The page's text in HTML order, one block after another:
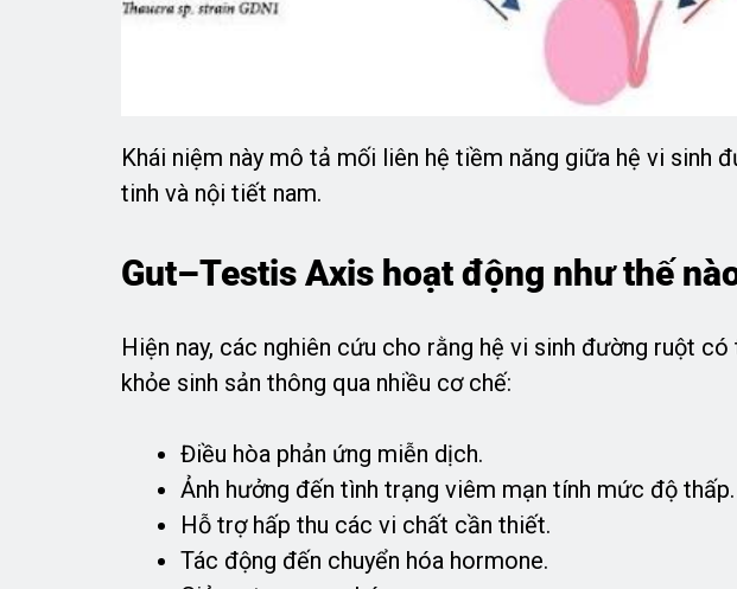
Khái niệm này mô tả mối liên hệ tiềm năng giữa hệ vi sinh
tinh và nội tiết nam.
Gut–Testis Axis hoạt động như thế
Hiện nay, các nghiên cứu cho rằng hệ vi sinh đường ruột
khỏe sinh sản thông qua nhiều cơ chế:
Điều hòa phản ứng miễn dịch.
Ảnh hưởng đến tình trạng viêm mạn tính mức độ thấp.
Hỗ trợ hấp thu các vi chất cần thiết.
Tác động đến chuyển hóa hormone.